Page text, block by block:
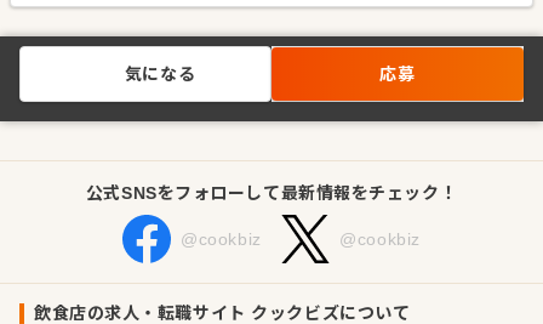
気になる 応募
公式SNSをフォローして最新情報をチェック！
@cookbiz @cookbiz
飲食店の求人・転職サイト クックビズについて